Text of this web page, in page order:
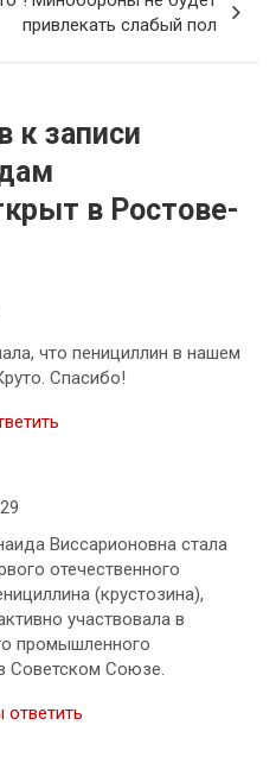
привлекать слабый пол
к записи
в Ростове-
что пенициллин в нашем
Спасибо!
Виссарионовна стала
отечественного
(крустозина),
участвовала в
промышленного
Советском Союзе.
ответить